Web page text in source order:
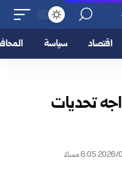
اقتصاد سياسة
تحديات